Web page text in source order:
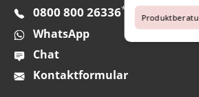
0800 800 26336**
WhatsApp
Chat
Kontaktformular